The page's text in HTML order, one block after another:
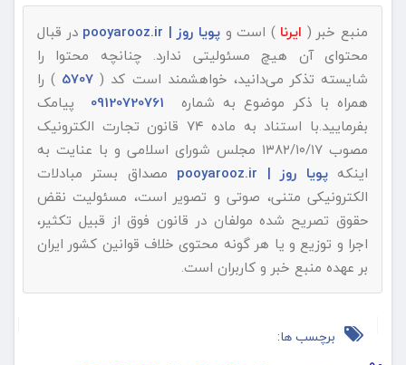
منبع خبر ( ایرنا ) است وپویا روز | pooyarooz.ir
در قبال
محتوای آن هیچ مسئولیتی ندارد. چنانچه محتوا را
شایسته تذکر می‌دانید، خواهشمند است کد (5707
) را
همراه با ذکر موضوع به شماره
پیامک
بفرمایید.با استناد به ماده ۷۴ قانون تجارت الکترونیک
مصوب ۱۳۸۲/۱۰/۱۷ مجلس شورای اسلامی و با عنایت به
اینکهپویا روز | pooyarooz.ir
مصداق بستر مبادلات
الکترونیکی متنی، صوتی و تصویر است، مسئولیت نقض
حقوق تصریح شده مولفان در قانون فوق از قبیل تکثیر،
اجرا و توزیع و یا هر گونه محتوی خلاف قوانین کشور ایران
بر عهده منبع خبر و کاربران است.
برچسب ها: